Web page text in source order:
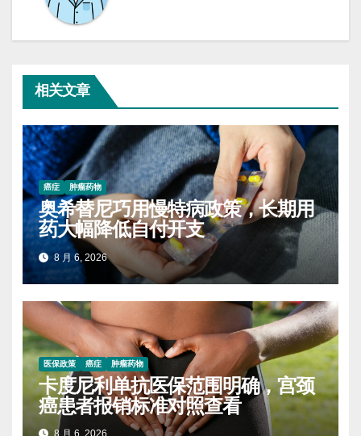
相关文章
癌症 肿瘤药物
奥希替尼巧用慢特病政策，长期用
药大幅降低自付开支
8 月 6, 2026
医保政策 癌症 肿瘤药物
卡度尼利单抗医保范围明确，宫颈
癌患者报销标准对照查看